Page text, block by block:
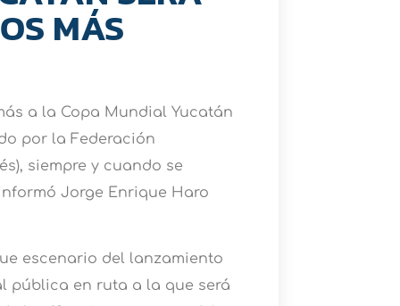
MÁS
a la Copa Mundial Yucatán
por la Federación
siempre y cuando se
Jorge Enrique Haro
escenario del lanzamiento
pública en ruta a la que será